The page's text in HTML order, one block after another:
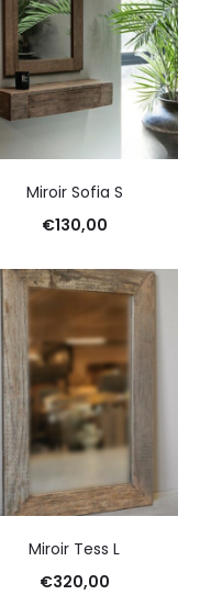
Miroir Sofia S
€130,00
Miroir Tess L
€320,00